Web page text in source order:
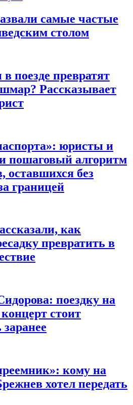
самые частые
столом
поезде превратят
Рассказывает
юристы и
пошаговый алгоритм
оставшихся без
границей
как
превратить в
поездку на
стоит
кому на
хотел передать